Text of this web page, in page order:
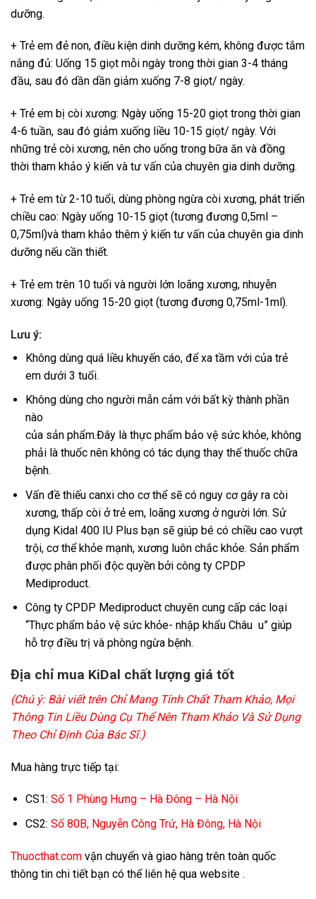
dưỡng.
+ Trẻ em đẻ non, điều kiện dinh dưỡng kém, không được tắm
nắng đủ: Uống 15 giọt mỗi ngày trong thời gian 3-4 tháng
đầu, sau đó dần dần giảm xuống 7-8 giọt/ ngày.
+ Trẻ em bị còi xương: Ngày uống 15-20 giọt trong thời gian
4-6 tuần, sau đó giảm xuống liều 10-15 giọt/ ngày. Với
những trẻ còi xương, nên cho uống trong bữa ăn và đồng
thời tham khảo ý kiến và tư vấn của chuyên gia dinh dưỡng.
+ Trẻ em từ 2-10 tuổi, dùng phòng ngừa còi xương, phát triển
chiều cao: Ngày uống 10-15 giọt (tương đương 0,5ml –
0,75ml)và tham khảo thêm ý kiến tư vấn của chuyên gia dinh
dưỡng nếu cần thiết.
+ Trẻ em trên 10 tuổi và người lớn loãng xương, nhuyễn
xương: Ngày uống 15-20 giọt (tương đương 0,75ml-1ml).
Lưu ý:
Không dùng quá liều khuyến cáo, để xa tầm với của trẻ
em dưới 3 tuổi.
Không dùng cho người mẫn cảm với bất kỳ thành phần
nào
của sản phẩm.Đây là thực phẩm bảo vệ sức khỏe, không
phải là thuốc nên không có tác dụng thay thế thuốc chữa
bệnh.
Vấn đề thiếu canxi cho cơ thể sẽ có nguy cơ gây ra còi
xương, thấp còi ở trẻ em, loãng xương ở người lớn. Sử
dụng Kidal 400 IU Plus bạn sẽ giúp bé có chiều cao vượt
trội, cơ thể khỏe mạnh, xương luôn chắc khỏe. Sản phẩm
được phân phối độc quyền bởi công ty CPDP
Mediproduct.
Công ty CPDP Mediproduct chuyên cung cấp các loại
“Thực phẩm bảo vệ sức khỏe- nhập khẩu Châu u” giúp
hỗ trợ điều trị và phòng ngừa bệnh.
Địa chỉ mua KiDal chất lượng giá tốt
(Chú ý: Bài viết trên Chỉ Mang Tính Chất Tham Khảo, Mọi
Thông Tin Liều Dùng Cụ Thể Nên Tham Khảo Và Sử Dụng
Theo Chỉ Định Của Bác Sĩ.)
Mua hàng trực tiếp tại:
CS1: Số 1 Phùng Hưng – Hà Đông – Hà Nội
CS2: Số 80B, Nguyễn Công Trứ, Hà Đông, Hà Nội
Thuocthat.com vận chuyển và giao hàng trên toàn quốc
thông tin chi tiết bạn có thể liên hệ qua website .